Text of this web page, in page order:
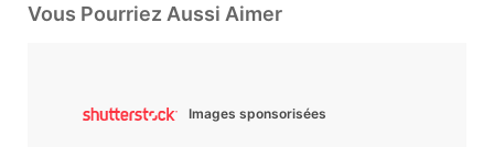
Vous Pourriez Aussi Aimer
Images sponsorisées